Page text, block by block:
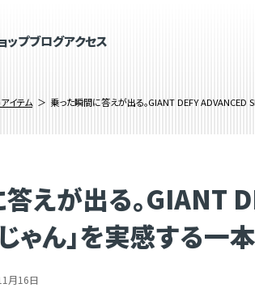
ップブログアクセス
イテム 乗った瞬間に答えが出る。GIANT DEFY ADVANCED
えが出る。GIANT
ゃん」を実感する一本
月16日